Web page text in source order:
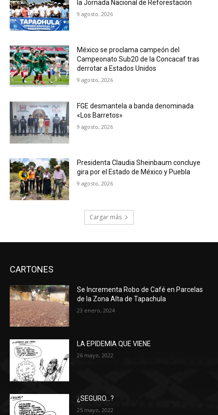
la Jornada Nacional de Reforestación
9 agosto, 2026
México se proclama campeón del
Campeonato Sub20 de la Concacaf tras
derrotar a Estados Unidos
9 agosto, 2026
FGE desmantela a banda denominada
«Los Barretos»
9 agosto, 2026
Presidenta Claudia Sheinbaum concluye
gira por el Estado de México y Puebla
9 agosto, 2026
Cargar más
CARTONES
Se Incrementa Robo de Café en Parcelas
de la Zona Alta de Tapachula
23 enero, 2024
LA EPIDEMIA QUE VIENE
26 mayo, 2022
¿SEGURO…?
25 mayo, 2022